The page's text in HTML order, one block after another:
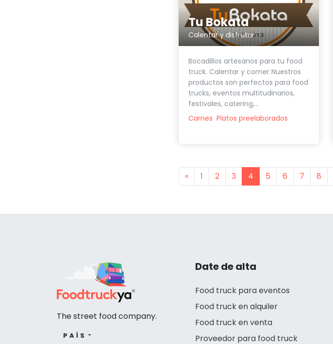
Tu Bokata
Calentar y disfrutar
Bocadillos artesanos para tu food
truck. Calentar y comer Nuestros
productos son perfectos para food
trucks, eventos multitudinarios,
festivales, catering,...
Carnes Platos preelaborados
«Previous
1 2 3 4 5 6 7 8
Date de alta
Food truck para eventos
Food truck en alquiler
Food truck en venta
Proveedor para food truck
The street food company.
PAÍS